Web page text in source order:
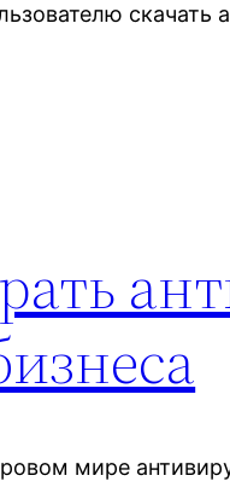
скачать
мире